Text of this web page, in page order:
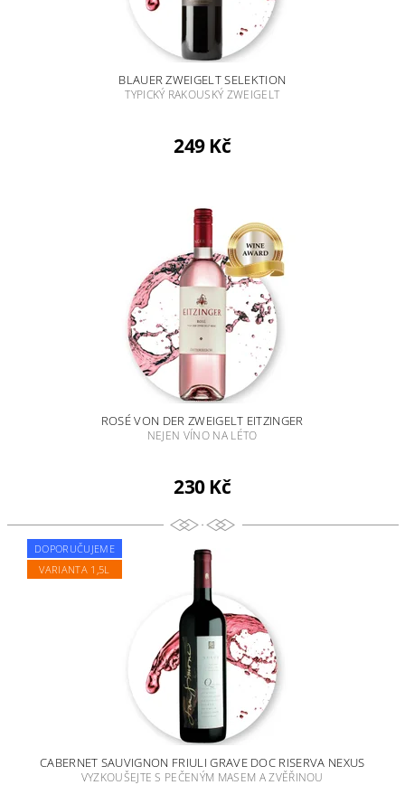
BLAUER ZWEIGELT SELEKTION
TYPICKÝ RAKOUSKÝ ZWEIGELT
249 Kč
ROSÉ VON DER ZWEIGELT EITZINGER
NEJEN VÍNO NA LÉTO
230 Kč
DOPORUČUJEME
VARIANTA 1,5L
CABERNET SAUVIGNON FRIULI GRAVE DOC RISERVA NEXUS
VYZKOUŠEJTE S PEČENÝM MASEM A ZVĚŘINOU